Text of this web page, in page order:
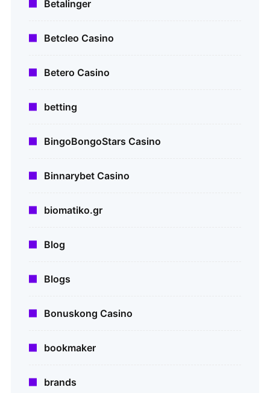
Betalinger
Betcleo Casino
Betero Casino
betting
BingoBongoStars Casino
Binnarybet Casino
biomatiko.gr
Blog
Blogs
Bonuskong Casino
bookmaker
brands